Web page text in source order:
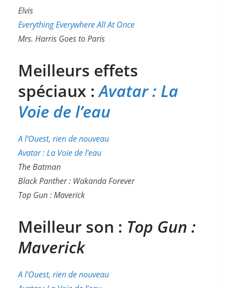
Elvis
Everything Everywhere All At Once
Mrs. Harris Goes to Paris
Meilleurs effets
spéciaux :Avatar : La
Voie de l’eau
A l’Ouest, rien de nouveau
Avatar : La Voie de l’eau
The Batman
Black Panther : Wakanda Forever
Top Gun : Maverick
Meilleur son : Top Gun :
Maverick
A l’Ouest, rien de nouveau